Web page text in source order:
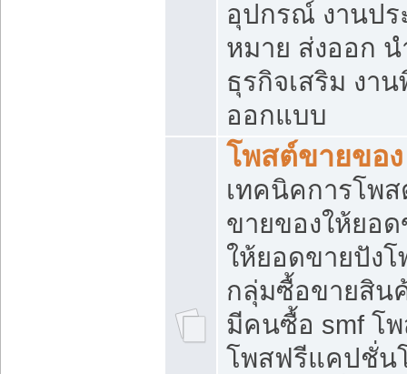
อุปกรณ์ งานป
หมาย ส่งออก น
ธุรกิจเสริม งา
ออกแบบ
โพสต์ขายของ
เทคนิคการโพ
ขายของให้ยอ
ให้ยอดขายปัง
กลุ่มซื้อขายสิน
มีคนซื้อ smf โ
โพสฟรีแคปชั่น